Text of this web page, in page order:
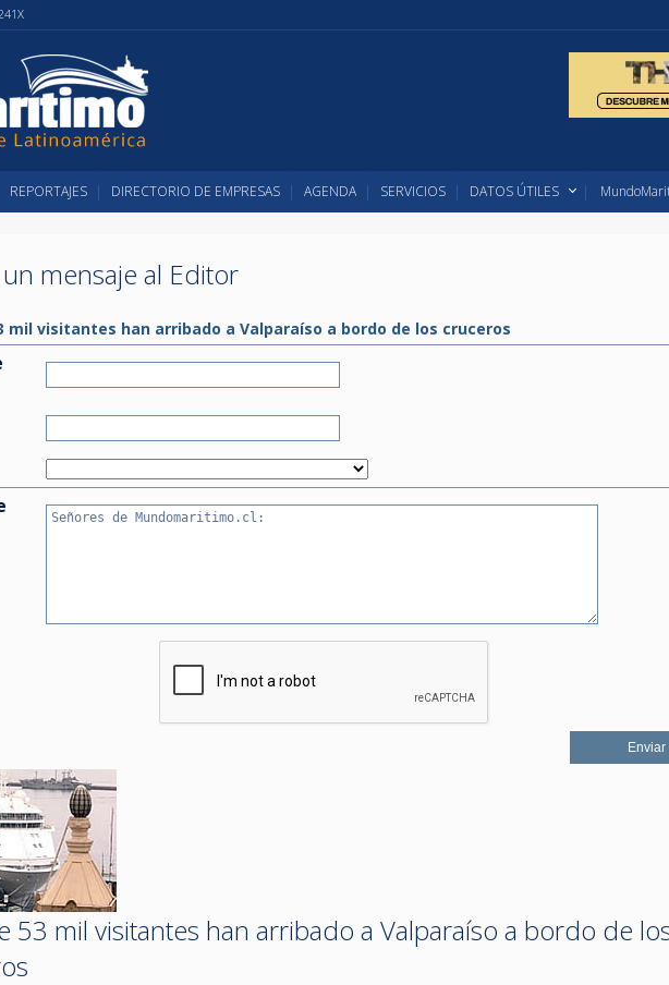
REPORTAJES DIRECTORIO DE EMPRESAS AGENDA SERVICIOS DATOS ÚTILES
mensaje al Editor
mil visitantes han arribado a Valparaíso a bordo de los cruceros
53 mil visitantes han arribado a Valparaíso a bordo de